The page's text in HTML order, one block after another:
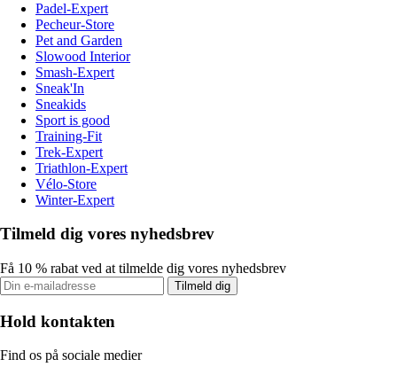
Padel-Expert
Pecheur-Store
Pet and Garden
Slowood Interior
Smash-Expert
Sneak'In
Sneakids
Sport is good
Training-Fit
Trek-Expert
Triathlon-Expert
Vélo-Store
Winter-Expert
Tilmeld dig vores nyhedsbrev
Få 10 % rabat ved at tilmelde dig vores nyhedsbrev
Tilmeld dig
Hold kontakten
Find os på sociale medier